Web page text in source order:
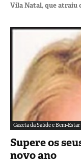
Vila Natal, que atraiu
Gazeta da Saúde e Bem-Estar
Supere os
novo ano